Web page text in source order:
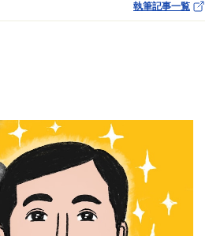
執筆記事一覧